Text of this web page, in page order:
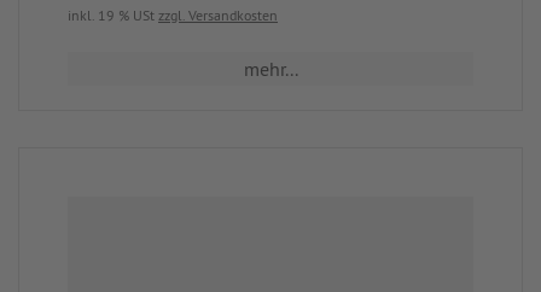
inkl. 19 % USt zzgl. Versandkosten
mehr...